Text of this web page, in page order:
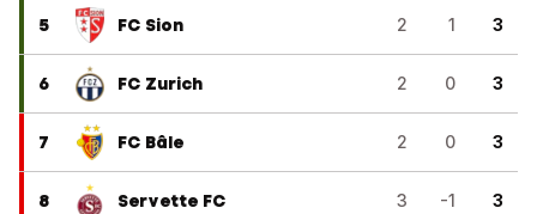
5 FC Sion 2 1 3
6 FC Zurich 2 0 3
7 FC Bâle 2 0 3
8 Servette FC 3 -1 3